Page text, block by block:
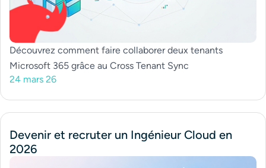
Découvrez comment faire collaborer deux tenants
Microsoft 365 grâce au Cross Tenant Sync
24 mars 26
Devenir et recruter un Ingénieur Cloud en
2026